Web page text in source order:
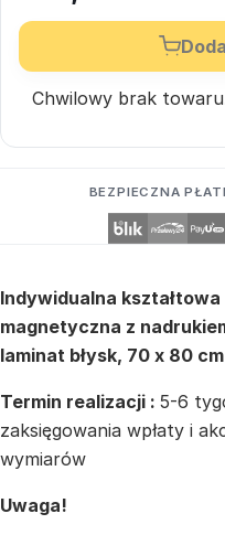
Chwilowy brak
BEZPIECZNA
Indywidualna
magnetyczna z
laminat błysk, 70 x 80 cm
Termin realizacji : 5-6
zaksięgowania wpłaty i
wymiarów
Uwaga!